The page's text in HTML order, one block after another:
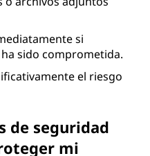
si
sido comprometida.
el riesgo
de seguridad
mi